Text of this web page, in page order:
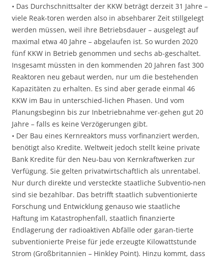
• Das Durchschnittsalter der KKW beträgt derzeit 31 Jahre –
viele Reak-toren werden also in absehbarer Zeit stillgelegt
werden müssen, weil ihre Betriebsdauer – ausgelegt auf
maximal etwa 40 Jahre – abgelaufen ist. So wurden 2020
fünf KKW in Betrieb genommen und sechs ab-geschaltet.
Insgesamt müssten in den kommenden 20 Jahren fast 300
Reaktoren neu gebaut werden, nur um die bestehenden
Kapazitäten zu erhalten. Es sind aber gerade einmal 46
KKW im Bau in unterschied-lichen Phasen. Und vom
Planungsbeginn bis zur Inbetriebnahme ver-gehen gut 20
Jahre – falls es keine Verzögerungen gibt.
• Der Bau eines Kernreaktors muss vorfinanziert werden,
benötigt also Kredite. Weltweit jedoch stellt keine private
Bank Kredite für den Neu-bau von Kernkraftwerken zur
Verfügung. Sie gelten privatwirtschaftlich als unrentabel.
Nur durch direkte und versteckte staatliche Subventio-nen
sind sie bezahlbar. Das betrifft staatlich subventionierte
Forschung und Entwicklung genauso wie staatliche
Haftung im Katastrophenfall, staatlich finanzierte
Endlagerung der radioaktiven Abfälle oder garan-tierte
subventionierte Preise für jede erzeugte Kilowattstunde
Strom (Großbritannien – Hinkley Point). Hinzu kommt, dass